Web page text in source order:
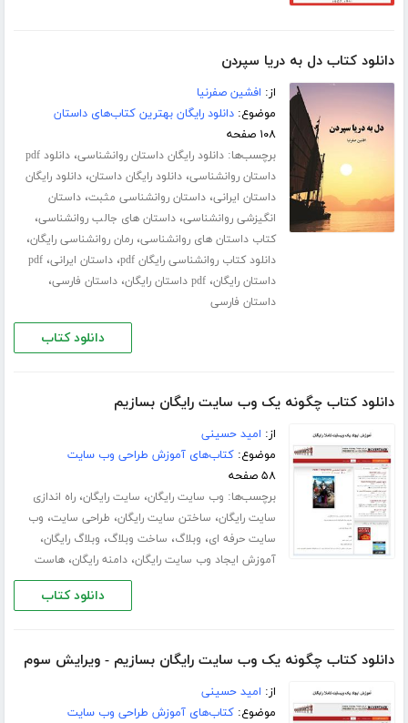
دانلود کتاب دل به دریا سپردن
از: افشین صفرنیا
موضوع:دانلود رایگان بهترین کتاب‌های داستان
۱۰۸ صفحه
برچسب‌ها:دانلود رایگان داستان روانشناسی،
دانلود pdf
داستان روانشناسی،دانلود رایگان داستان،دانلود رایگان
داستان ایرانی،داستان روانشناسی مثبت،داستان
انگیزشی روانشناسی،داستان های جالب روانشناسی،
کتاب داستان های روانشناسی،رمان روانشناسی رایگان،
دانلود کتاب روانشناسی رایگان pdf ،داستان ایرانی،pdf
داستان رایگان،pdf داستان رایگان ،داستان فارسی،
داستان فارسی
دانلود کتاب
دانلود کتاب چگونه یک وب سایت رایگان بسازیم
از: امید حسینی
موضوع:کتاب‌های آموزش طراحی وب سایت
۵۸ صفحه
برچسب‌ها: وب سایت رایگان، سایت رایگان،راه اندازی
سایت رایگان، ساختن سایت رایگان، طراحی سایت، وب
سایت حرفه ای، وبلاگ، ساخت وبلاگ، وبلاگ رایگان،
آموزش ایجاد وب سایت رایگان،دامنه رایگان،هاست
دانلود کتاب
دانلود کتاب چگونه یک وب سایت رایگان بسازیم - ویرایش سوم
از: امید حسینی
موضوع:کتاب‌های آموزش طراحی وب سایت